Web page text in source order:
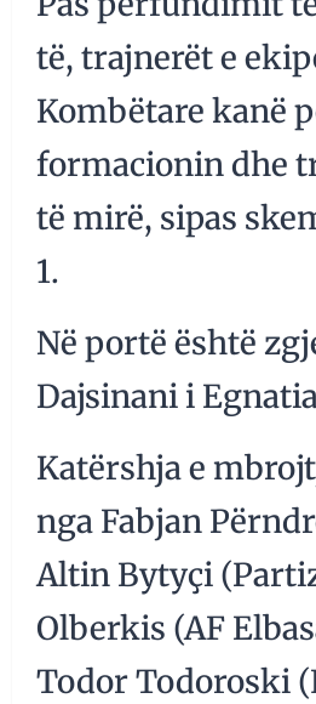
të, trajnerët e
Kombëtare kanë
formacionin dhe
të mirë, sipas
1.
Në portë është
Dajsinani i
Katërshja e
nga Fabjan
Altin Bytyçi
Olberkis (AF
Todor Todoroski